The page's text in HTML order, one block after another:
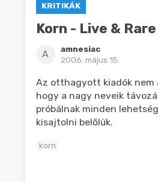
KRITIKÁK
Korn - Live & Rare
A
amnesiac
2006. május 15.
Az otthagyott kiadók nem
hogy a nagy neveik
próbálnak minden
kisajtolni belőlük.
korn